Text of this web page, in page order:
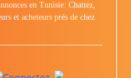
en Tunisie: Chattez,
et acheteurs prés de chez